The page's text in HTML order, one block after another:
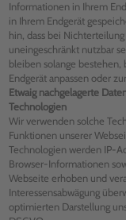
Informationen in Ihrem
in Ihrem Endgerät
hin, dass bei
uneingeschränkt nutzbar
bleiben solange
Endgerät anpassen oder
Etwaig nachgelagerte
Technologien
Wir verwenden solche
Funktionen unserer
Technologien werden IP-
Browser-Informationen
Webseite erhoben und
Interessensabwägung
optimierten Darstellung